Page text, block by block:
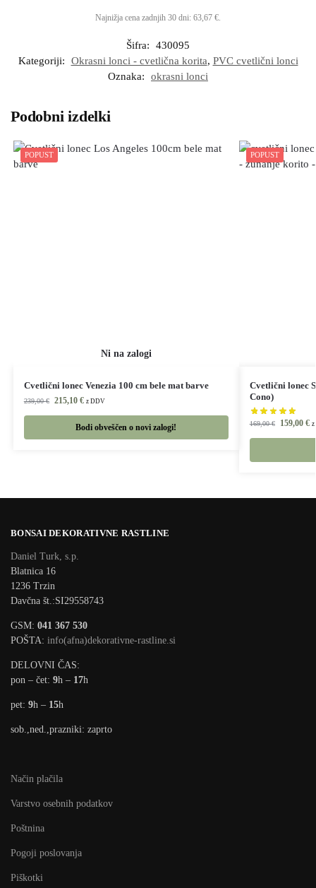
Najnižja cena zadnjih 30 dni: 63,67 €.
Šifra:
430095
Kategoriji:
Okrasni lonci - cvetlična korita, PVC cvetlični lonci
Oznaka:
okrasni lonci
Podobni izdelki
POPUST
Cvetlični lonec Venezia 100 cm bele mat barve
239,00€ 215,10 € z DDV
Bodi obveščen o novi zalogi!
POPUST
Cvetlični lonec
Cono)
169,00€ 159,00 € z
BONSAI DEKORATIVNE RASTLINE
Daniel Turk, s.p.
Blatnica 16
1236 Trzin
Davčna št.:SI29558743
GSM: 041 367 530
POŠTA: info(afna)dekorativne-rastline.si
DELOVNI ČAS:
pon – čet: 9h – 17h
pet: 9h – 15h
sob.,ned.,prazniki: zaprto
Način plačila
Varstvo osebnih podatkov
Poštnina
Pogoji poslovanja
Piškotki